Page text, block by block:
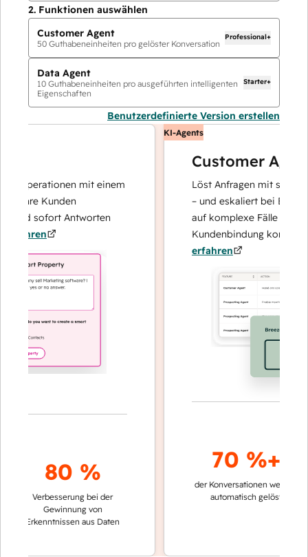
2. Funktionen auswählen
Customer Agent
50 Guthabeneinheiten pro gelöster Konversation
Professional+
Data Agent
10 Guthabeneinheiten pro ausgeführten intelligenten
Eigenschaften
Starter+
Benutzerdefinierte Version erstellen
mit einem
Ihre Kunden
sofort Antworten
80 %
Verbesserung bei der
Gewinnung von
Erkenntnissen aus Daten
KI-Agents
Customer Agent
Löst Anfragen mit
– und eskaliert bei Bedarf,
auf komplexe Fälle und den
Kundenbindung
erfahren
70 %+
der Konversationen werden
automatisch gelöst